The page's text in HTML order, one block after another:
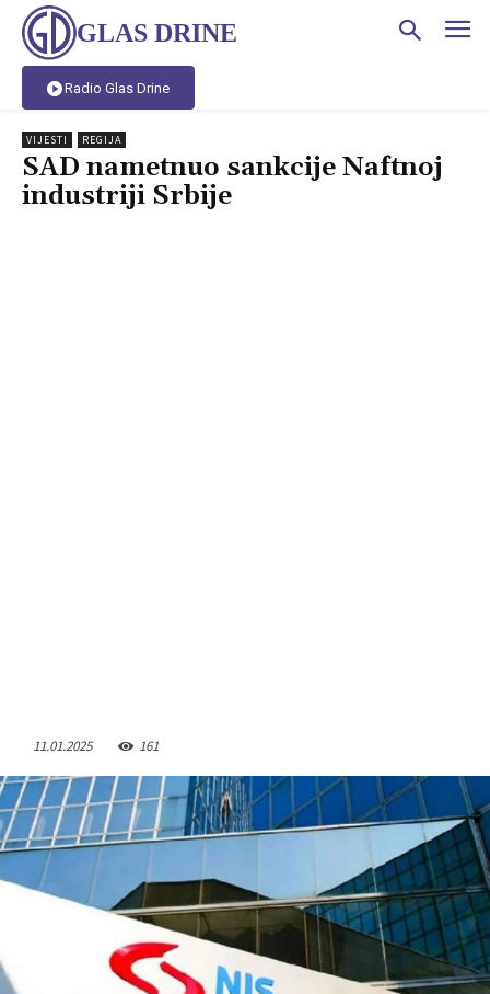
GLAS DRINE
Radio Glas Drine
VIJESTI REGIJA
SAD nametnuo sankcije Naftnoj
industriji Srbije
11.01.2025 161